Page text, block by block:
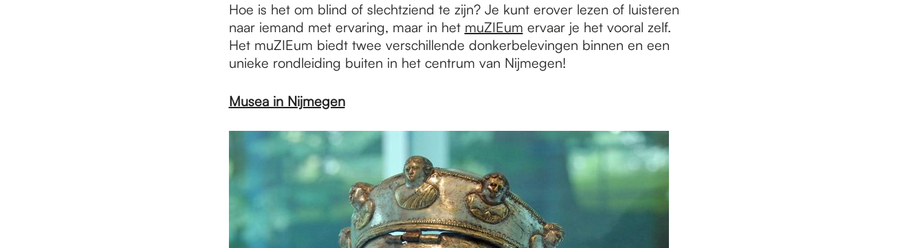
Hoe is het om blind of slechtziend te zijn? Je kunt erover lezen of luisteren
naar iemand met ervaring, maar in het muZIEum ervaar je het vooral zelf.
Het muZIEum biedt twee verschillende donkerbelevingen binnen en een
unieke rondleiding buiten in het centrum van Nijmegen!
Musea in Nijmegen